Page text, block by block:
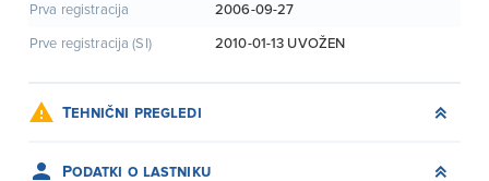
Prva registracija 2006-09-27
Prve registracija (SI) 2010-01-13 UVOŽEN
Tehnični pregledi
Podatki o lastniku